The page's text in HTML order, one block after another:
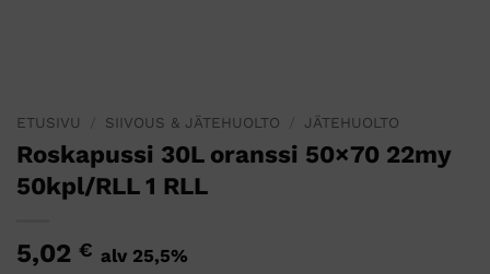
ETUSIVU SIIVOUS & JÄTEHUOLTO JÄTEHUOLTO
Roskapussi 30L oranssi 50×70 22my
50kpl/RLL 1 RLL
5,02 € alv 25,5%